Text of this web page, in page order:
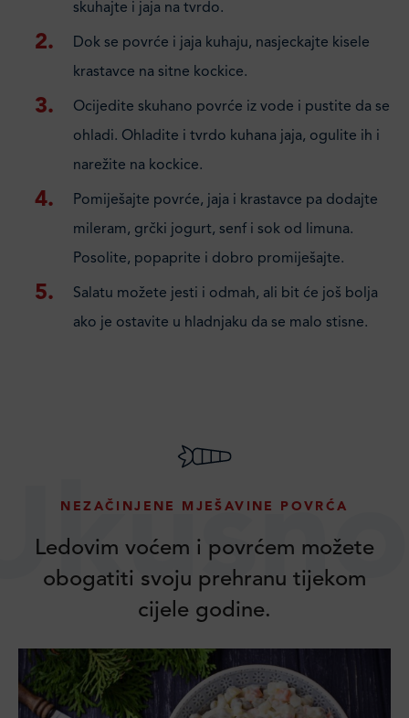
skuhajte i jaja na tvrdo.
Dok se povrće i jaja kuhaju, nasjeckajte kisele
krastavce na sitne kockice.
Ocijedite skuhano povrće iz vode i pustite da se
ohladi. Ohladite i tvrdo kuhana jaja, ogulite ih i
narežite na kockice.
Pomiješajte povrće, jaja i krastavce pa dodajte
mileram, grčki jogurt, senf i sok od limuna.
Posolite, popaprite i dobro promiješajte.
Salatu možete jesti i odmah, ali bit će još bolja
ako je ostavite u hladnjaku da se malo stisne.
NEZAČINJENE MJEŠAVINE POVRĆA
Ledovim voćem i povrćem možete
obogatiti svoju prehranu tijekom
cijele godine.